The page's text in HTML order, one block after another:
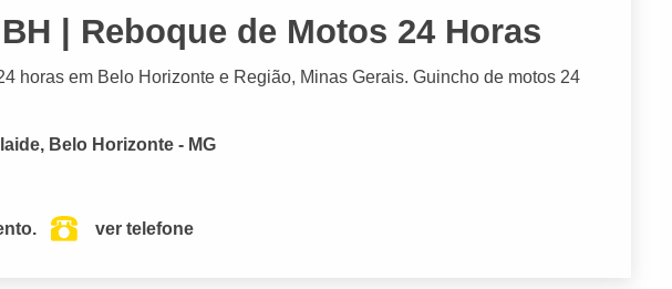
| Reboque de Motos 24 Horas
horas em Belo Horizonte e Região, Minas Gerais. Guincho de motos 24
Belo Horizonte - MG
ver telefone